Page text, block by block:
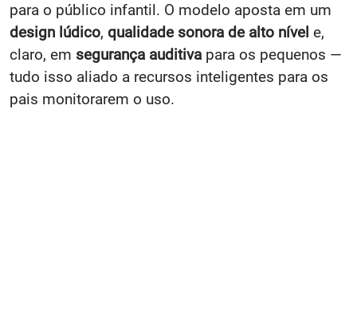
para o público infantil. O modelo aposta em um
design lúdico, qualidade sonora de alto nível e,
claro, em segurança auditiva para os pequenos —
tudo isso aliado a recursos inteligentes para os
pais monitorarem o uso.